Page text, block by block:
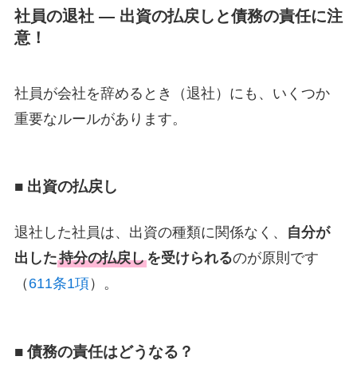
社員の退社 ― 出資の払戻しと債務の責任に注
意！
社員が会社を辞めるとき（退社）にも、いくつか
重要なルールがあります。
■ 出資の払戻し
退社した社員は、出資の種類に関係なく、
自分が
出した持分の払戻しを受けられるのが原則です
（ 611条1項）。
■ 債務の責任はどうなる？